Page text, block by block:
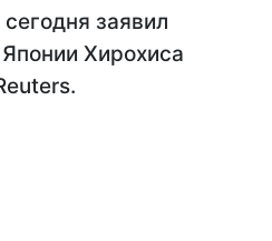
заявил
Хирохиса